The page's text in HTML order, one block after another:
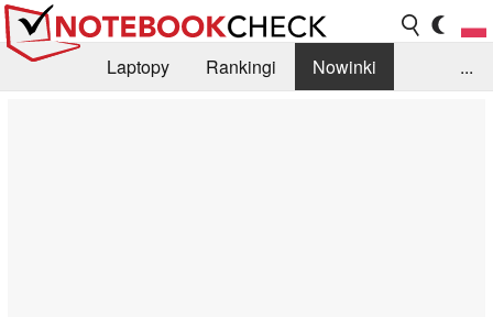
Laptopy Rankingi
Nowinki
...